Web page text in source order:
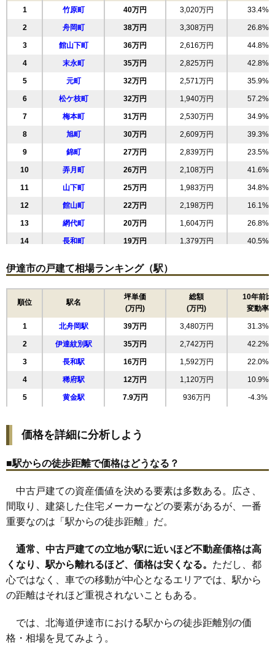
1 竹原町 40万円 3,020万円 33.4%
2 舟岡町 38万円 3,308万円 26.8%
3 館山下町 36万円 2,616万円 44.8%
4 末永町 35万円 2,825万円 42.8%
5 元町 32万円 2,571万円 35.9%
6 松ケ枝町 32万円 1,940万円 57.2%
7 梅本町 31万円 2,530万円 34.9%
8 旭町 30万円 2,609万円 39.3%
9 錦町 27万円 2,839万円 23.5%
10 弄月町 26万円 2,108万円 41.6%
11 山下町 25万円 1,983万円 34.8%
12 館山町 22万円 2,198万円 16.1%
13 網代町 20万円 1,604万円 26.8%
14 長和町 19万円 1,379万円 40.5%
16 西浜町 12万円 973万円 10.5%
12万円 1,161万円 52.0%
18
泉町
11万円 1,192万円 53.7%
19 北黄金町 8.8万円 845万円 0.2%
伊達市の戸建て相場ランキング（駅）
順位 駅名
坪単価
(万円)
総額
(万円)
10年前比
変動率
1 北舟岡駅 39万円 3,480万円 31.3%
2 伊達紋別駅 35万円 2,742万円 42.2%
3 長和駅 16万円 1,592万円 22.0%
4 稀府駅 12万円 1,120万円 10.9%
5 黄金駅 7.9万円 936万円 -4.3%
価格を詳細に分析しよう
■駅からの徒歩距離で価格はどうなる？
中古戸建ての資産価値を決める要素は多数ある。広さ、
間取り、建築した住宅メーカーなどの要素があるが、一番
重要なのは「駅からの徒歩距離」だ。
通常、中古戸建ての立地が駅に近いほど不動産価格は高
くなり、駅から離れるほど、価格は安くなる。 ただし、都
心ではなく、車での移動が中心となるエリアでは、駅から
の距離はそれほど重視されないこともある。
では、北海道伊達市における駅からの徒歩距離別の価
格・相場を見てみよう。